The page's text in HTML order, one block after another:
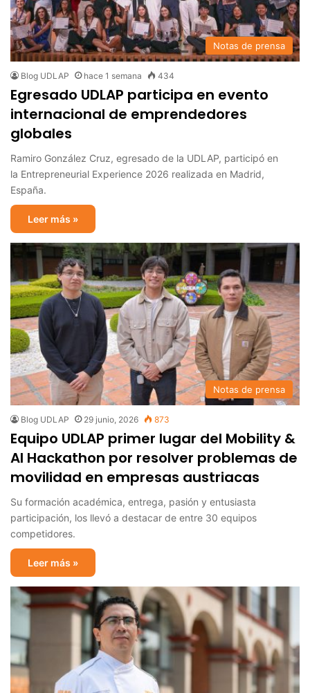
Notas de prensa
Blog UDLAP hace 1 semana 434
Egresado UDLAP participa en evento
internacional de emprendedores
globales
Ramiro González Cruz, egresado de la UDLAP, participó en
la Entrepreneurial Experience 2026 realizada en Madrid,
España.
Leer más »
Notas de prensa
Blog UDLAP 29 junio, 2026 873
Equipo UDLAP primer lugar del Mobility &
AI Hackathon por resolver problemas de
movilidad en empresas austriacas
Su formación académica, entrega, pasión y entusiasta
participación, los llevó a destacar de entre 30 equipos
competidores.
Leer más »